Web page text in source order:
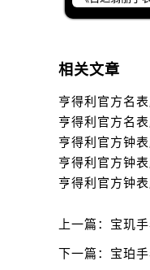
相关文章
上一篇： 宝玑
下一篇： 宝珀